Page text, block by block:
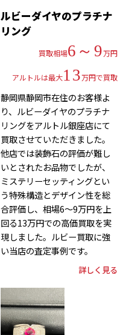
ルビーダイヤのプラチナ
リング
買取相場6～9万円
アルトルは最大13万円で買取
静岡県静岡市在住のお客様よ
り、ルビーダイヤのプラチナ
リングをアルトル銀座店にて
買取させていただきました。
他店では装飾石の評価が難し
いとされたお品物でしたが、
ミステリーセッティングとい
う特殊構造とデザイン性を総
合評価し、相場6～9万円を上
回る13万円での高価買取を実
現しました。ルビー買取に強
い当店の査定事例です。
詳しく見る